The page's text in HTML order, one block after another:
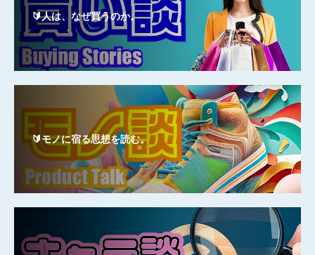
🔰人は、なぜ買うのか。
🔰モノに宿る思想を読む。